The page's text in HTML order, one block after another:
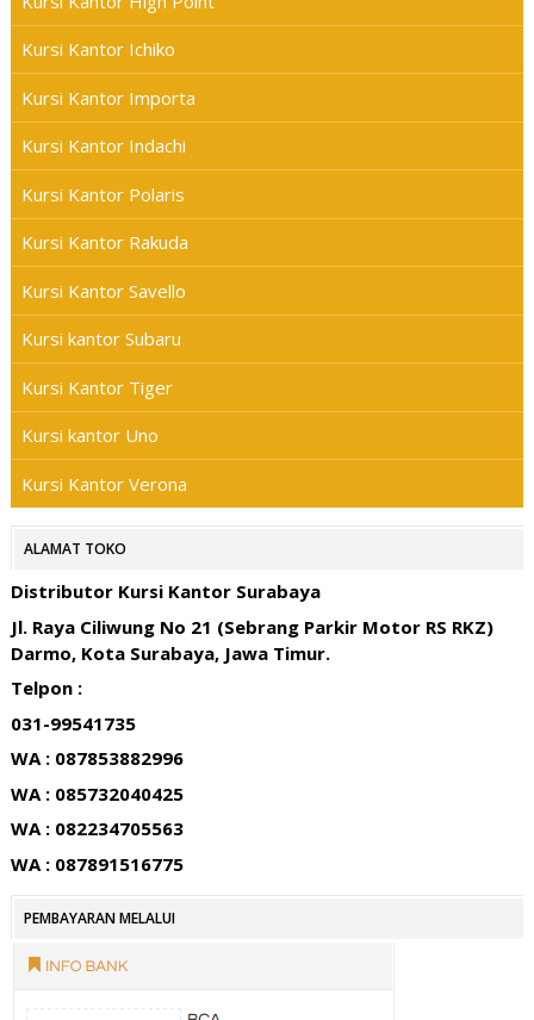
Kursi Kantor Ichiko
Kursi Kantor Importa
Kursi Kantor Indachi
Kursi Kantor Polaris
Kursi Kantor Rakuda
Kursi Kantor Savello
Kursi kantor Subaru
Kursi Kantor Tiger
Kursi kantor Uno
Kursi Kantor Verona
ALAMAT TOKO
Distributor Kursi Kantor Surabaya
Jl. Raya Ciliwung No 21 (Sebrang Parkir Motor RS RKZ)
Darmo, Kota Surabaya, Jawa Timur.
Telpon :
031-99541735
WA : 087853882996
WA : 085732040425
WA : 082234705563
WA : 087891516775
PEMBAYARAN MELALUI